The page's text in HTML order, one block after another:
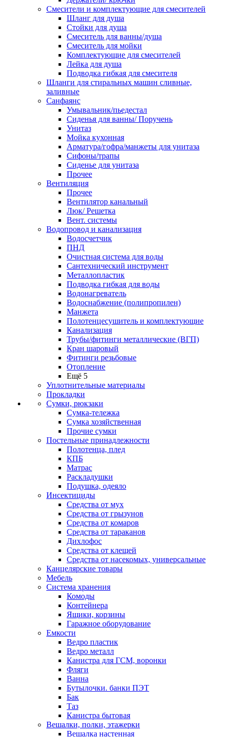
Смесители и комплектующие для смесителей
Шланг для душа
Стойки для душа
Смеситель для ванны/душа
Смеситель для мойки
Комплектующие для смесителей
Лейка для душа
Подводка гибкая для смесителя
Шланги для стиральных машин сливные,
заливные
Санфаянс
Умывальник/пьедестал
Сиденья для ванны/ Поручень
Унитаз
Мойка кухонная
Арматура/гофра/манжеты для унитаза
Сифоны/трапы
Сиденье для унитаза
Прочее
Вентиляция
Прочее
Вентилятор канальный
Люк/ Решетка
Вент. системы
Водопровод и канализация
Водосчетчик
ПНД
Очистная система для воды
Сантехнический инструмент
Металлопластик
Подводка гибкая для воды
Водонагреватель
Водоснабжение (полипропилен)
Манжета
Полотенцесушитель и комплектующие
Канализация
Трубы/фитинги металлические (ВГП)
Кран шаровый
Фитинги резьбовые
Отопление
Ещё 5
Уплотнительные материалы
Прокладки
Сумки, рюкзаки
Сумка-тележка
Сумка хозяйственная
Прочие сумки
Постельные принадлежности
Полотенца, плед
КПБ
Матрас
Раскладушки
Подушка, одеяло
Инсектициды
Средства от мух
Средства от грызунов
Средства от комаров
Средства от тараканов
Дихлофос
Средства от клещей
Средства от насекомых, универсальные
Канцелярские товары
Мебель
Система хранения
Комоды
Контейнера
Ящики, корзины
Гаражное оборудование
Емкости
Ведро пластик
Ведро металл
Канистра для ГСМ, воронки
Фляги
Ванна
Бутылочки. банки ПЭТ
Бак
Таз
Канистра бытовая
Вешалки, полки, этажерки
Вешалка настенная